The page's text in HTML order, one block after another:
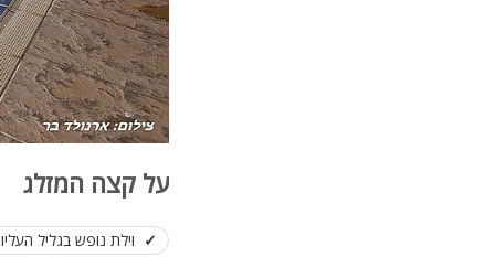
על קצה המזלג
וילת נופש בגליל